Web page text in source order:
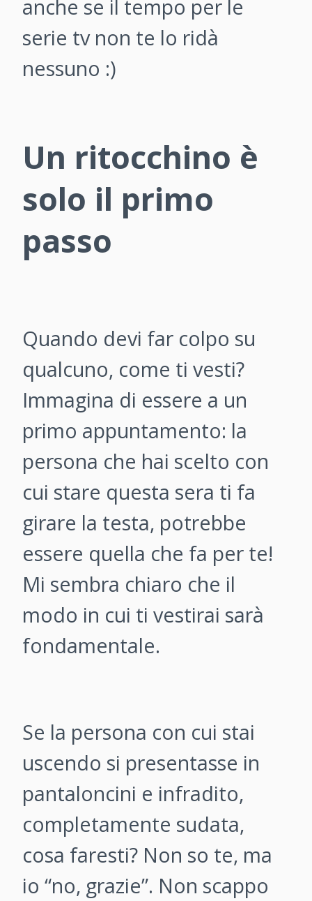
anche se il tempo per le
serie tv non te lo ridà
nessuno :)
Un ritocchino è
solo il primo
passo
Quando devi far colpo su
qualcuno, come ti vesti?
Immagina di essere a un
primo appuntamento: la
persona che hai scelto con
cui stare questa sera ti fa
girare la testa, potrebbe
essere quella che fa per te!
Mi sembra chiaro che il
modo in cui ti vestirai sarà
fondamentale.
Se la persona con cui stai
uscendo si presentasse in
pantaloncini e infradito,
completamente sudata,
cosa faresti? Non so te, ma
io “no, grazie”. Non scappo